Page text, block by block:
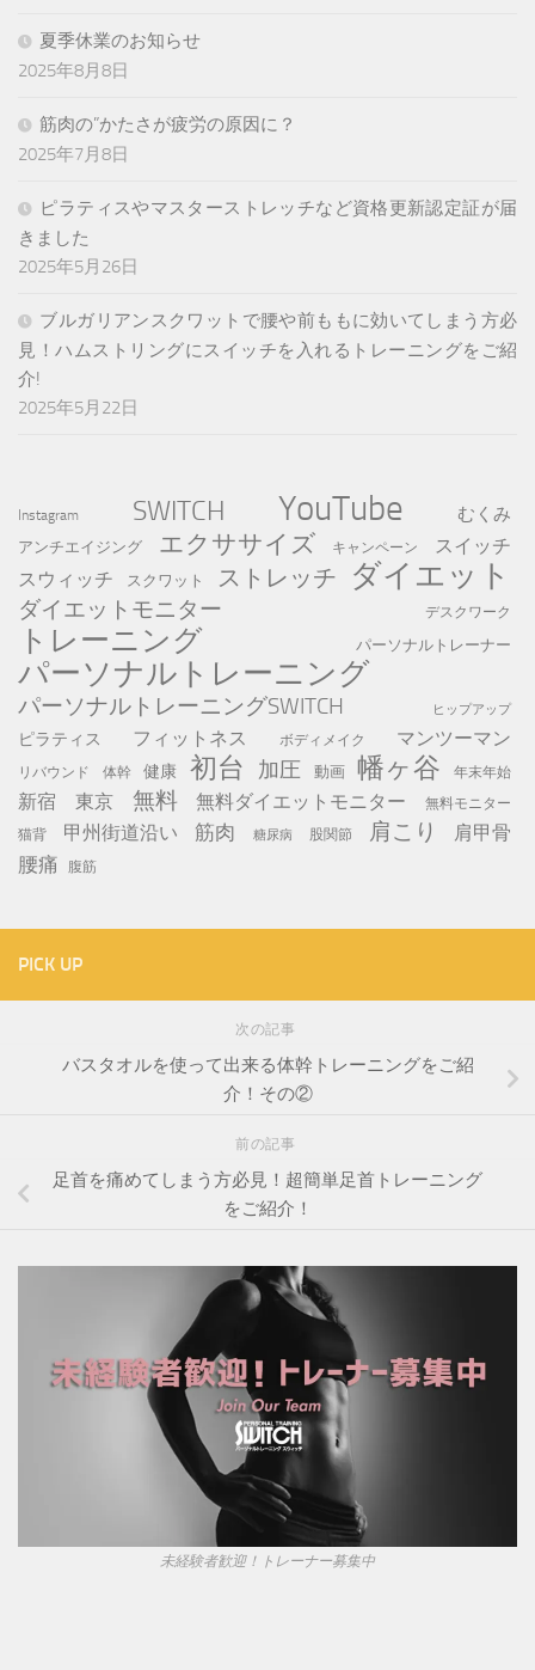
夏季休業のお知らせ
2025年8月8日
筋肉の”かたさが疲労の原因に？
2025年7月8日
ピラティスやマスターストレッチなど資格更新認定証が届
きました
2025年5月26日
ブルガリアンスクワットで腰や前ももに効いてしまう方必
見！ハムストリングにスイッチを入れるトレーニングをご紹
介!
2025年5月22日
Instagram SWITCH YouTube むくみ
アンチエイジング エクササイズ キャンペーン
スイッチ
スウィッチ
スクワット ストレッチ ダイエット
ダイエットモニター デスクワーク
トレーニング パーソナルトレーナー
パーソナルトレーニング
パーソナルトレーニングSWITCH ヒップアップ
ピラティス フィットネス ボディメイク マンツーマン
リバウンド 体幹 健康 初台 加圧 動画 幡ヶ谷 年末年始
新宿 東京 無料 無料ダイエットモニター
無料モニター
猫背
甲州街道沿い 筋肉 糖尿病 股関節 肩こり 肩甲骨
腰痛 腹筋
PICK UP
次の記事
バスタオルを使って出来る体幹トレーニングをご紹
介！その②
前の記事
足首を痛めてしまう方必見！超簡単足首トレーニング
をご紹介！
未経験者歓迎！トレーナー募集中